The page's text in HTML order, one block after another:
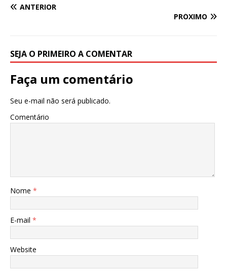
ANTERIOR
PRÓXIMO
SEJA O PRIMEIRO A COMENTAR
Faça um comentário
Seu e-mail não será publicado.
Comentário
Nome *
E-mail *
Website